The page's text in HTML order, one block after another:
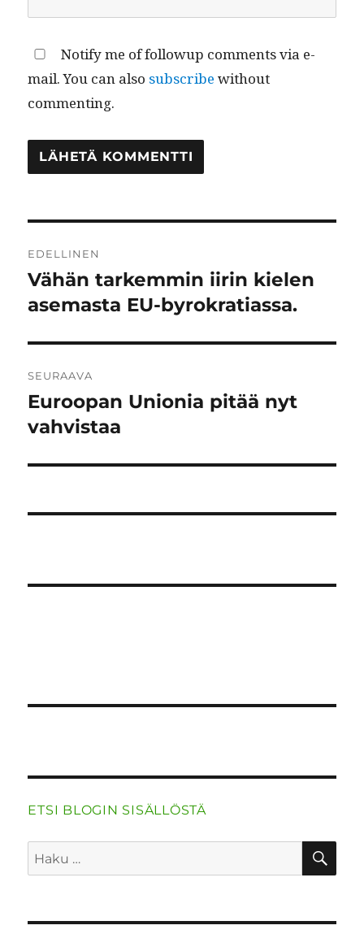
Notify me of followup comments via e-
mail. You can also subscribe without
commenting.
selaus
EDELLINEN
Edellinen
artikkeli:
Vähän tarkemmin iirin kielen
asemasta EU-byrokratiassa.
SEURAAVA
Seuraava
artikkeli:
Euroopan Unionia pitää nyt
vahvistaa
ETSI BLOGIN SISÄLLÖSTÄ
Etsi: